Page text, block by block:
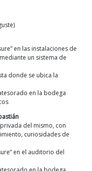
en las instalaciones de
un sistema de
donde se ubica la
en la bodega
del mismo, con
curiosidades de
en el auditorio del